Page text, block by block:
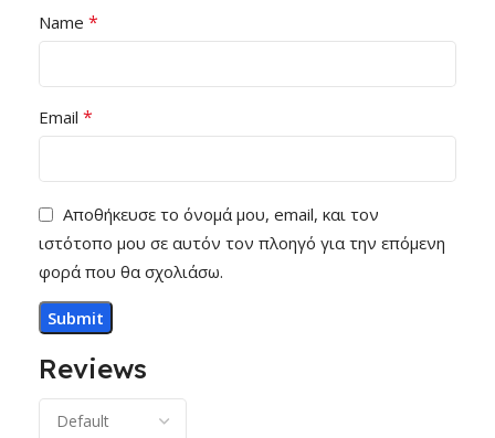
Reviews
Name *
Email *
Αποθήκευσε το όνομά μου, email, και τον
ιστότοπο μου σε αυτόν τον πλοηγό για την επόμενη
φορά που θα σχολιάσω.